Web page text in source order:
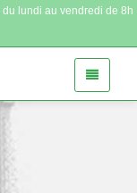
du lundi au vendredi de 8h